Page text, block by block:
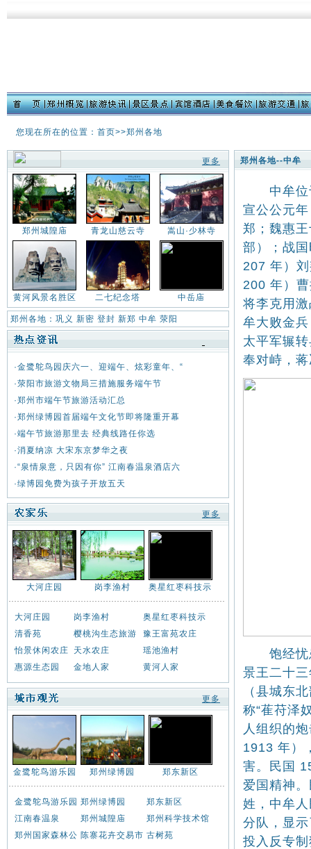
您现在所在的位置：首页>>郑州各地
更多
郑州城隍庙 青龙山慈云寺 嵩山·少林寺
黄河风景名胜区 二七纪念塔 中岳庙
郑州各地： 巩义 新密 登封 新郑 中牟 荥阳
·金鹭鸵鸟园庆六一、迎端午、炫彩童年、“
·荥阳市旅游文物局三措施服务端午节
·郑州市端午节旅游活动汇总
·郑州绿博园首届端午文化节即将隆重开幕
·端午节旅游那里去 经典线路任你选
·消夏纳凉 大宋东京梦华之夜
·“泉情泉意，只因有你” 江南春温泉酒店六
·绿博园免费为孩子开放五天
更多
大河庄园 岗李渔村 奥星红枣科技示
大河庄园 岗李渔村
奥星红枣科技示
清香苑
樱桃沟生态旅游
豫王富苑农庄
怡景休闲农庄
天水农庄
瑶池渔村
惠源生态园
金地人家 黄河人家
更多
金鹭鸵鸟游乐园 郑州绿博园 郑东新区
金鹭鸵鸟游乐园 郑州绿博园
郑东新区
江南春温泉
郑州城隍庙
郑州科学技术馆
郑州国家森林公 陈寨花卉交易市 古树苑
郑州各地--中牟
中牟位于
宣公公元
郑；魏惠
部）；战
207 年）
200 年）
将李克用
牟大败金
太平军辗
奉对峙，
饱经忧患
景王二十
（县城东
称“萑苻泽
人组织的
1913 年）
害。民国
爱国精神
姓，中牟
分队，显
投入反专